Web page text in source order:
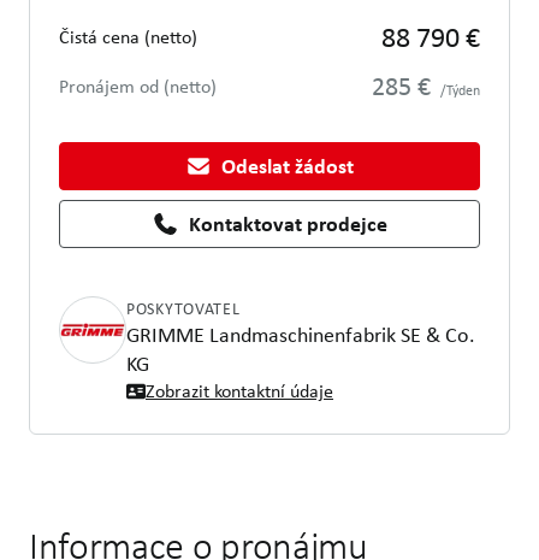
Čistá cena (netto) 88 790 €
Pronájem od (netto) 285 € /Týden
Odeslat žádost
Kontaktovat prodejce
POSKYTOVATEL
GRIMME Landmaschinenfabrik SE & Co.
KG
Zobrazit kontaktní údaje
Informace o pronájmu